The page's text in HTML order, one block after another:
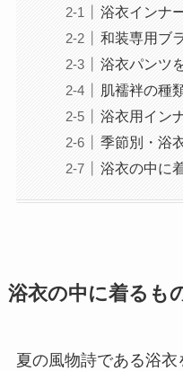
浴衣インナ
和装専用ブ
浴衣パンツ
肌襦袢の種
浴衣用イン
季節別・浴
浴衣の中に
浴衣の中に着るも
夏の風物詩である浴